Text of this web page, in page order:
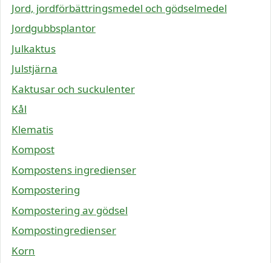
Jord, jordförbättringsmedel och gödselmedel
Jordgubbsplantor
Julkaktus
Julstjärna
Kaktusar och suckulenter
Kål
Klematis
Kompost
Kompostens ingredienser
Kompostering
Kompostering av gödsel
Kompostingredienser
Korn